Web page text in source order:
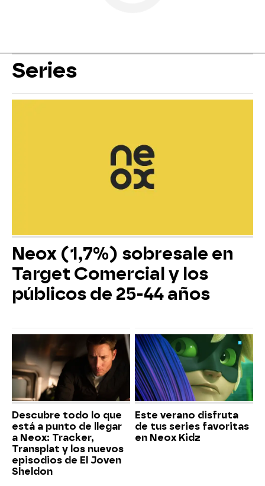
Series
Neox (1,7%) sobresale en
Target Comercial y los
públicos de 25-44 años
Descubre todo lo que
está a punto de llegar
a Neox: Tracker,
Transplat y los nuevos
episodios de El Joven
Sheldon
Este verano disfruta
de tus series favoritas
en Neox Kidz